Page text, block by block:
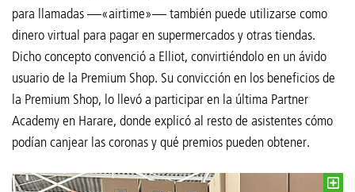
para llamadas —«airtime»— también puede utilizarse como
dinero virtual para pagar en supermercados y otras tiendas.
Dicho concepto convenció a Elliot, convirtiéndolo en un ávido
usuario de la Premium Shop. Su convicción en los beneficios de
la Premium Shop, lo llevó a participar en la última Partner
Academy en Harare, donde explicó al resto de asistentes cómo
podían canjear las coronas y qué premios pueden obtener.